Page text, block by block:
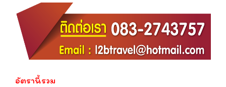
อัตรานี้รวม